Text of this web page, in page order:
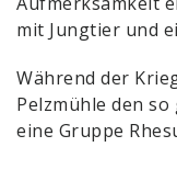
mit Jungtier und
Während der
Pelzmühle den
eine Gruppe